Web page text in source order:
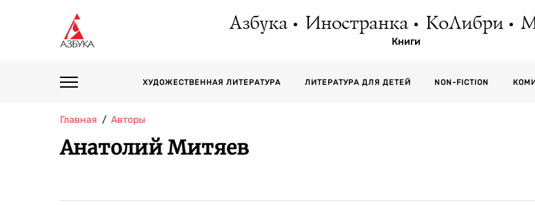
Азбука Иностранка КоЛибри
Книги
ХУДОЖЕСТВЕННАЯ ЛИТЕРАТУРА ЛИТЕРАТУРА ДЛЯ ДЕТЕЙ NON-FICTION
Главная Авторы
Анатолий Митяев